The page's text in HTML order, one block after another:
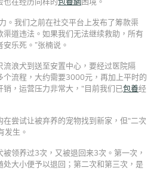
。我们之前在社交平台上发布了筹款渠
道违法。如果我们无法继续救助，所有
乐死。”张楠说。
浪犬到送至安置中心，要经过医院隔
个流程，大约需要3000元，再加上平时的
，运营压力非常大，“目前我们已包養经
尝试让被弃养的宠物找到新家，但“二次
发生。
领养过3次，又被退回来3次。第一次，
大小便予以退回；第二次和第三次，是